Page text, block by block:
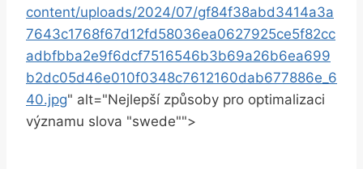
content/uploads/2024/07/gf84f38abd3414a3a
7643c1768f67d12fd58036ea0627925ce5f82cc
adbfbba2e9f6dcf7516546b3b69a26b6ea699
b2dc05d46e010f0348c7612160dab677886e_6
40.jpg" alt="Nejlepší způsoby pro optimalizaci
významu slova "swede"">